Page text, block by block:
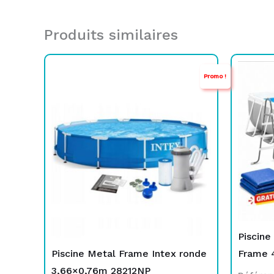
Produits similaires
Promo !
Piscine Metal Frame Intex ronde
3,66×0,76m 28212NP
TND
TND
Frame